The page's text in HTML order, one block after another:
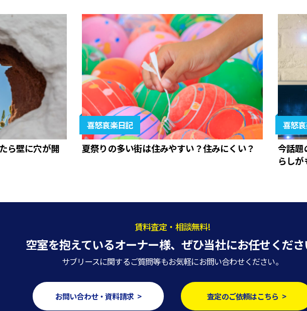
ら壁に穴が開
喜怒哀楽日記
夏祭りの多い街は住みやすい？住みにくい？
喜怒
今話題
らし
賃料査定・相談無料!
空室を抱えているオーナー様、ぜひ当社にお任せくだ
サブリースに関するご質問等もお気軽にお問い合わせください。
お問い合わせ・資料請求 > 査定のご依頼はこちら >